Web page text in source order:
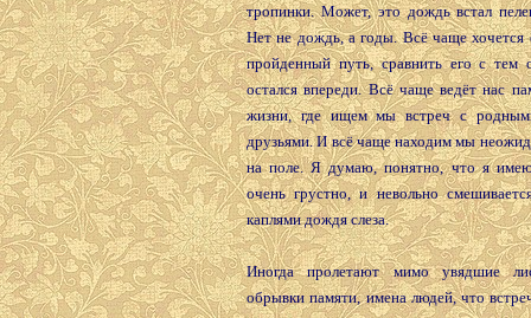
тропинки. Может, это дождь встал
Нет не дождь, а годы. Всё чаще хочется
пройденный путь, сравнить его с тем
остался впереди. Всё чаще ведёт нас
жизни, где ищем мы встреч с
друзьями. И всё чаще находим мы
на поле. Я думаю, понятно, что я
очень грустно, и невольно
каплями дождя слеза.
Иногда пролетают мимо увядшие
обрывки памяти, имена людей, что